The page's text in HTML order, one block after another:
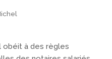
obéit à des règles